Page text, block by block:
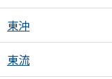
東沖
東流